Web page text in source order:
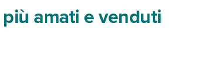
amati e venduti